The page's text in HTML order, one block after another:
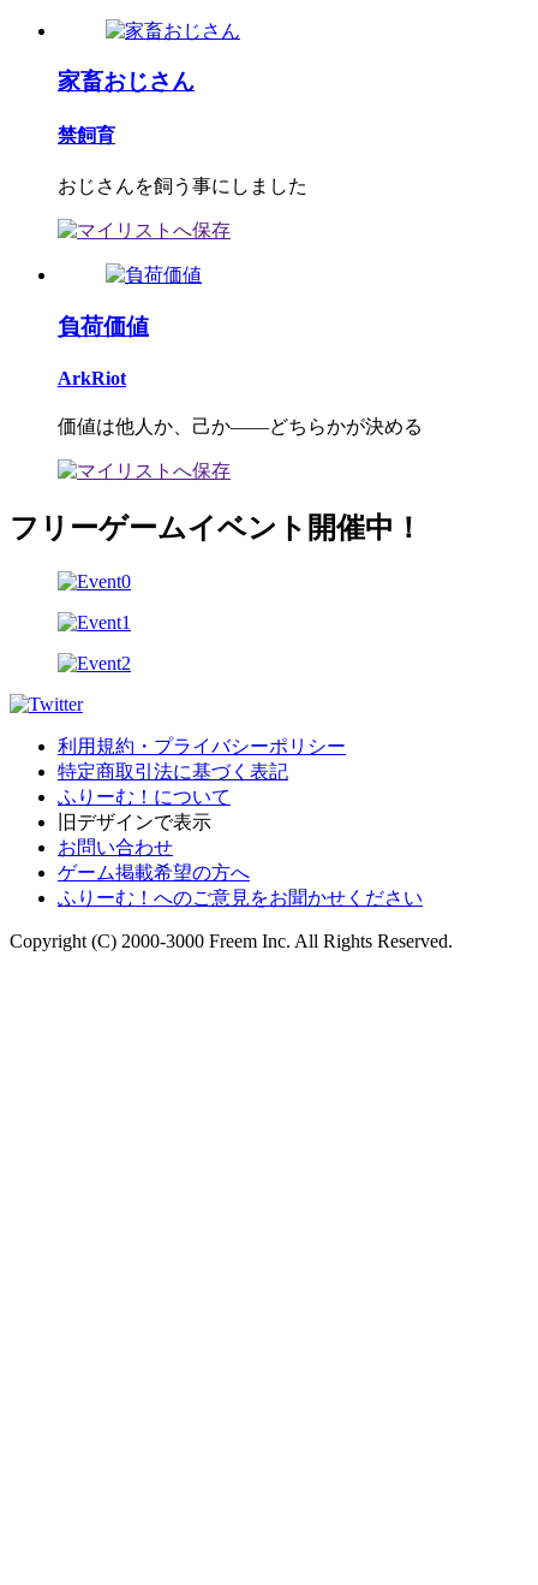
家畜おじさん
禁飼育
おじさんを飼う事にしました
負荷価値
ArkRiot
価値は他人か、己か――どちらかが決める
フリーゲームイベント開催中！
利用規約・プライバシーポリシー
特定商取引法に基づく表記
ふりーむ！について
旧デザインで表示
お問い合わせ
ゲーム掲載希望の方へ
ふりーむ！へのご意見をお聞かせください
Copyright (C) 2000-3000 Freem Inc. All Rights Reserved.